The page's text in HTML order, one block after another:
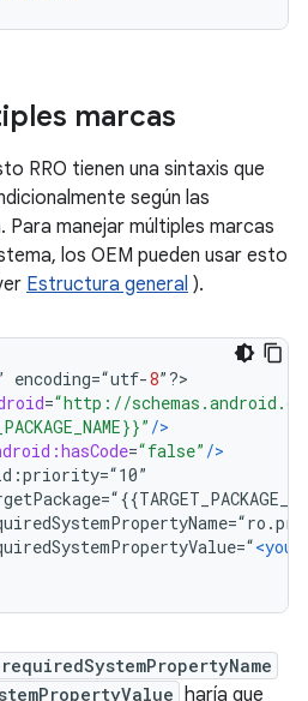
marcas
RRO tienen una sintaxis que
según las
manejar múltiples marcas
los OEM pueden usar esto
Estructura general ).
encoding=“utf-8”?>
=“http://
/>
=“false” />
haría que